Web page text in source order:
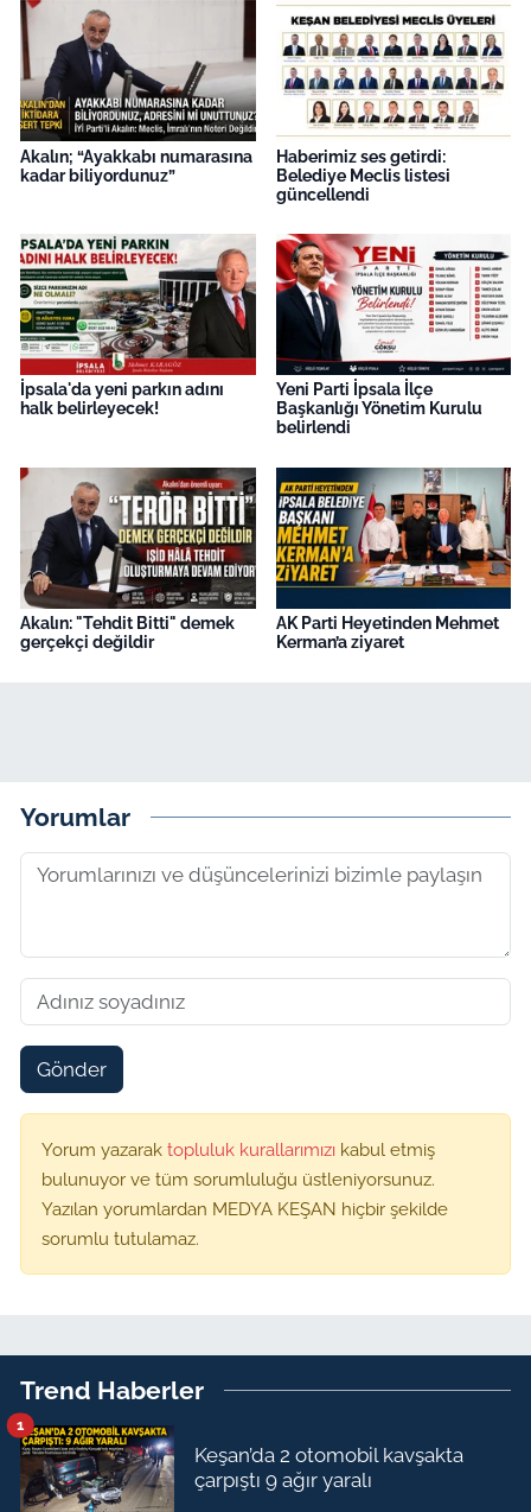
Akalın; “Ayakkabı numarasına
kadar biliyordunuz”
Haberimiz ses getirdi:
Belediye Meclis listesi
güncellendi
İpsala'da yeni parkın adını
halk belirleyecek!
Yeni Parti İpsala İlçe
Başkanlığı Yönetim Kurulu
belirlendi
Akalın: "Tehdit Bitti" demek
gerçekçi değildir
AK Parti Heyetinden Mehmet
Kerman’a ziyaret
Yorumlar
Gönder
Yorum yazarak topluluk kurallarımızı kabul etmiş
bulunuyor ve tüm sorumluluğu üstleniyorsunuz.
Yazılan yorumlardan MEDYA KEŞAN hiçbir şekilde
sorumlu tutulamaz.
Trend Haberler
Keşan’da 2 otomobil kavşakta
çarpıştı 9 ağır yaralı
1